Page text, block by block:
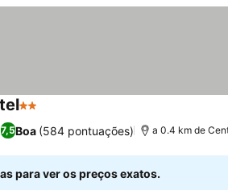
2 Estrelas
7,5Boa (584 pontuações) a 0.4 km de
para ver os preços exatos.